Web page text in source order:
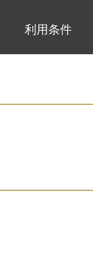
利用条件